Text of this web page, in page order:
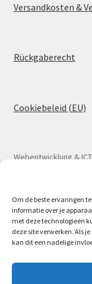
Om de beste ervaringen
informatie over je
met deze technologieën
deze site verwerken. Als
kan dit een nadelige
Am 16. Mai ist
Versandkosten &
Rückgaberecht
Cookiebeleid (EU)
Webentwicklung &
© Spoorlaar 2026